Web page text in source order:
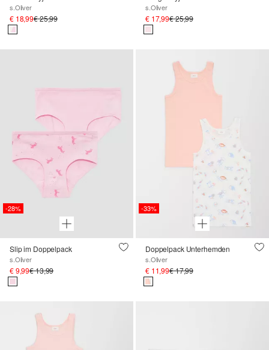
s.Oliver
€ 18,99€ 25,99
s.Oliver
€ 17,99€ 25,99
-28%
Slip im Doppelpack
s.Oliver
€ 9,99€ 13,99
-33%
Doppelpack Unterhemden
s.Oliver
€ 11,99€ 17,99